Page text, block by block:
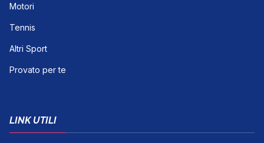
Motori
Tennis
Altri Sport
Provato per te
LINK UTILI